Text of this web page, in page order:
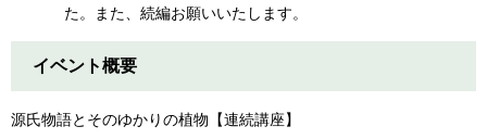
た。また、続編お願いいたします。
イベント概要
源氏物語とそのゆかりの植物【連続講座】